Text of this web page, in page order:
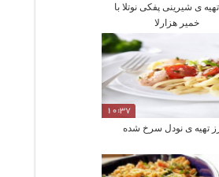
ی شیرینی پفکی نوتلا با
خمیر هزارلا
10:37
تهیه ی نودل سرخ شده